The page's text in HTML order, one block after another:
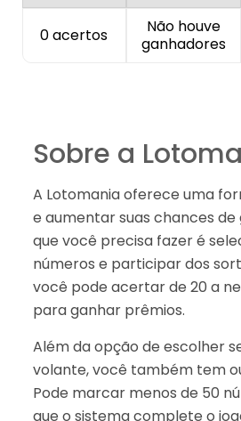
0 acertos
Não houve
ganhadores
Sobre a
A Lotomania oferece uma
e aumentar suas chances de
que você precisa fazer é
números e participar dos
você pode acertar de 20 a
para ganhar prêmios.
Além da opção de escolher
volante, você também tem
Pode marcar menos de 50
que o sistema complete o